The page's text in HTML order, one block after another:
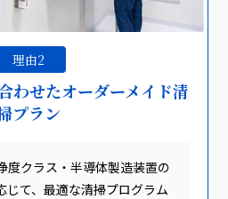
理由2
わせたオーダーメイド清
プラン
度クラス・半導体製造装置の
じて、最適な清掃プログラム